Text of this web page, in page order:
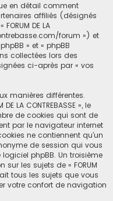
r
en détail comment
affiliés (désignés
DE LA
forum ») et
» et « phpBB
collectées lors des
ci-après par « vos
manières différentes.
LA CONTREBASSE », le
de cookies qui sont de
par le navigateur internet
ne contiennent qu’un
de session qui vous
phpBB. Un troisième
les sujets de « FORUM
fait tous les sujets que vous
votre confort de navigation